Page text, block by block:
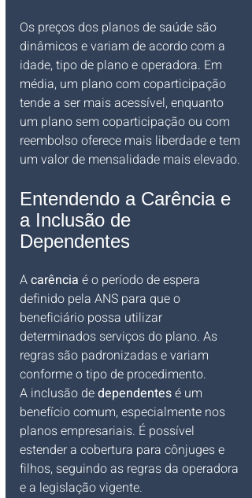
Os preços dos planos de saúde são
dinâmicos e variam de acordo com a
idade, tipo de plano e operadora. Em
média, um plano com coparticipação
tende a ser mais acessível, enquanto
um plano sem coparticipação ou com
reembolso oferece mais liberdade e tem
um valor de mensalidade mais elevado.
Entendendo a Carência e
a Inclusão de
Dependentes
A carência é o período de espera
definido pela ANS para que o
beneficiário possa utilizar
determinados serviços do plano. As
regras são padronizadas e variam
conforme o tipo de procedimento.
A inclusão de dependentes é um
benefício comum, especialmente nos
planos empresariais. É possível
estender a cobertura para cônjuges e
filhos, seguindo as regras da operadora
e a legislação vigente.